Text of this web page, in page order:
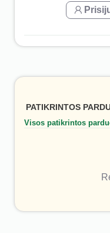
PATIKRINTOS
Visos patikrintos